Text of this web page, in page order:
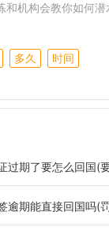
和机构会教你如何
多久 时间
过期了要怎么回国(
逾期能直接回国吗(